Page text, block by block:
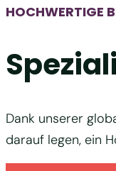
HOCHWERTIGE
Dank unserer
darauf legen, ein